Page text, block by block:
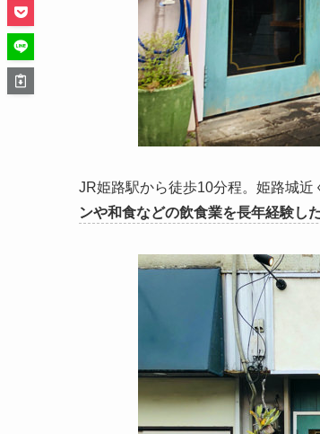
JR姫路駅から徒歩10分程。姫路城近
ンや和食などの飲食業を長年経験し